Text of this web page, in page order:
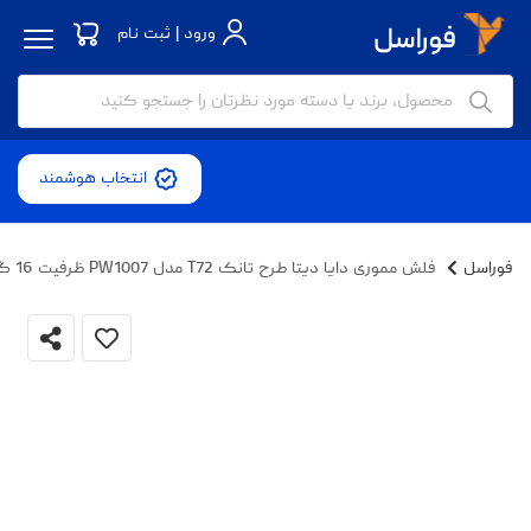
ورود | ثبت نام
انتخاب هوشمند
فوراسل فلش مموری دایا دیتا طرح تانک T72 مدل PW1007 ظرفیت 16 گیگابایت